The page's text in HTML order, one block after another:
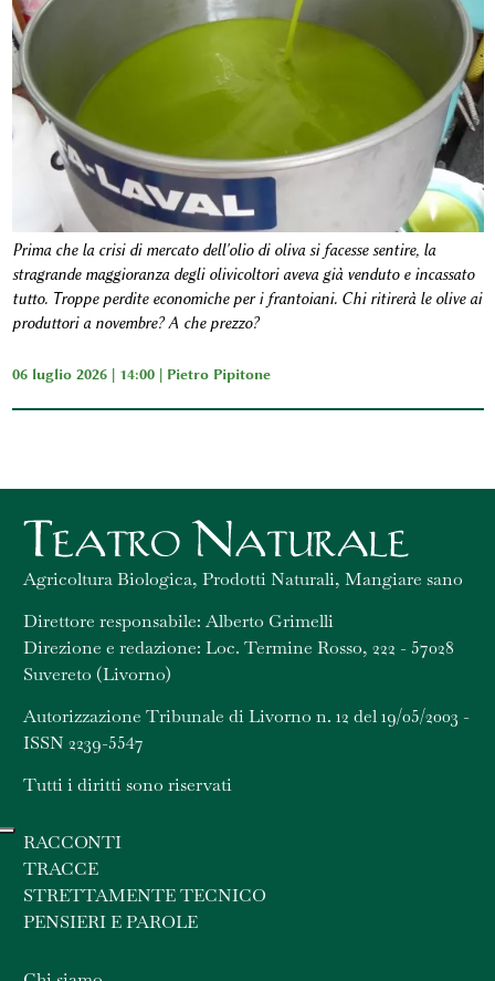
Prima che la crisi di mercato dell'olio di oliva si facesse sentire, la
stragrande maggioranza degli olivicoltori aveva già venduto e incassato
tutto. Troppe perdite economiche per i frantoiani. Chi ritirerà le olive ai
produttori a novembre? A che prezzo?
06 luglio 2026 | 14:00 | Pietro Pipitone
Agricoltura Biologica, Prodotti Naturali, Mangiare sano
Direttore responsabile: Alberto Grimelli
Direzione e redazione: Loc. Termine Rosso, 222 - 57028
Suvereto (Livorno)
Autorizzazione Tribunale di Livorno n. 12 del 19/05/2003 -
ISSN 2239-5547
Tutti i diritti sono riservati
RACCONTI
TRACCE
STRETTAMENTE TECNICO
PENSIERI E PAROLE